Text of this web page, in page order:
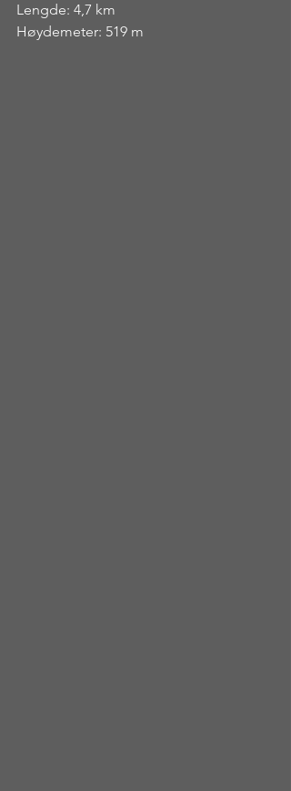
Lengde: 4,7 km
Høydemeter: 519 m